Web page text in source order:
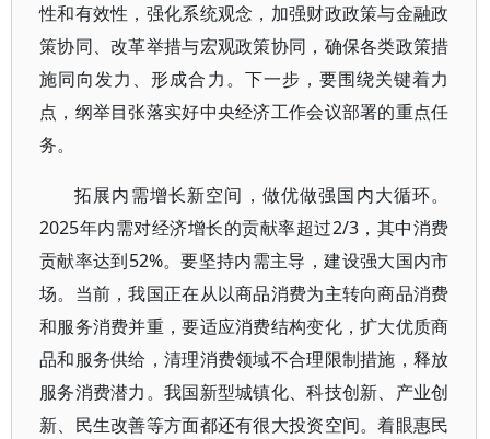
性和有效性，强化系统观念，加强财政政策与金融政
策协同、改革举措与宏观政策协同，确保各类政策措
施同向发力、形成合力。下一步，要围绕关键着力
点，纲举目张落实好中央经济工作会议部署的重点任
务。
拓展内需增长新空间，做优做强国内大循环。
2025年内需对经济增长的贡献率超过2/3，其中消费
贡献率达到52%。要坚持内需主导，建设强大国内市
场。当前，我国正在从以商品消费为主转向商品消费
和服务消费并重，要适应消费结构变化，扩大优质商
品和服务供给，清理消费领域不合理限制措施，释放
服务消费潜力。我国新型城镇化、科技创新、产业创
新、民生改善等方面都还有很大投资空间。着眼惠民